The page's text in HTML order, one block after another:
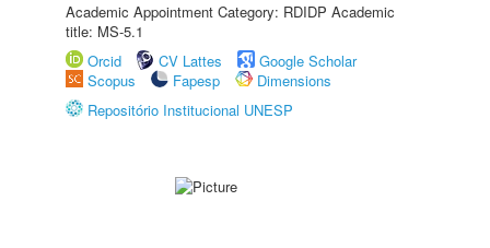
Academic Appointment Category: RDIDP Academic
title: MS-5.1
Orcid
CV Lattes
Google Scholar
Scopus
Fapesp
Dimensions
Repositório Institucional UNESP